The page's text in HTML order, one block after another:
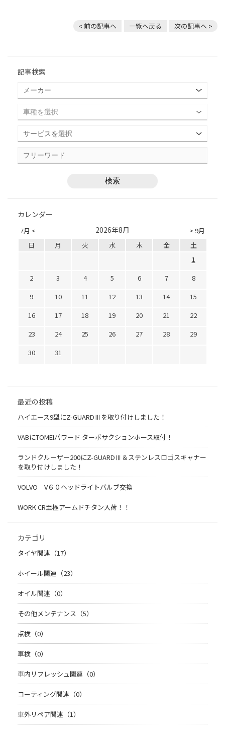
< 前の記事へ 一覧へ戻る 次の記事へ >
記事検索
カレンダー
7月 < > 9月
2026年8月
日 月 火 水 木 金
土
1
2
3 4 5 6 7
8
9
10 11 12 13 14
15
16
17 18 19 20 21
22
23
24 25 26 27 28
29
30
31
最近の投稿
ハイエース9型にZ-GUARDⅢを取り付けしました！
VABにTOMEIパワード ターボサクションホース取付！
ランドクルーザー200にZ-GUARDⅢ＆ステンレスロゴスキャナー
を取り付けしました！
VOLVO V６０ヘッドライトバルブ交換
WORK CR至極アームドチタン入荷！！
カテゴリ
タイヤ関連（17）
ホイール関連（23）
オイル関連（0）
その他メンテナンス（5）
点検（0）
車検（0）
車内リフレッシュ関連（0）
コーティング関連（0）
車外リペア関連（1）